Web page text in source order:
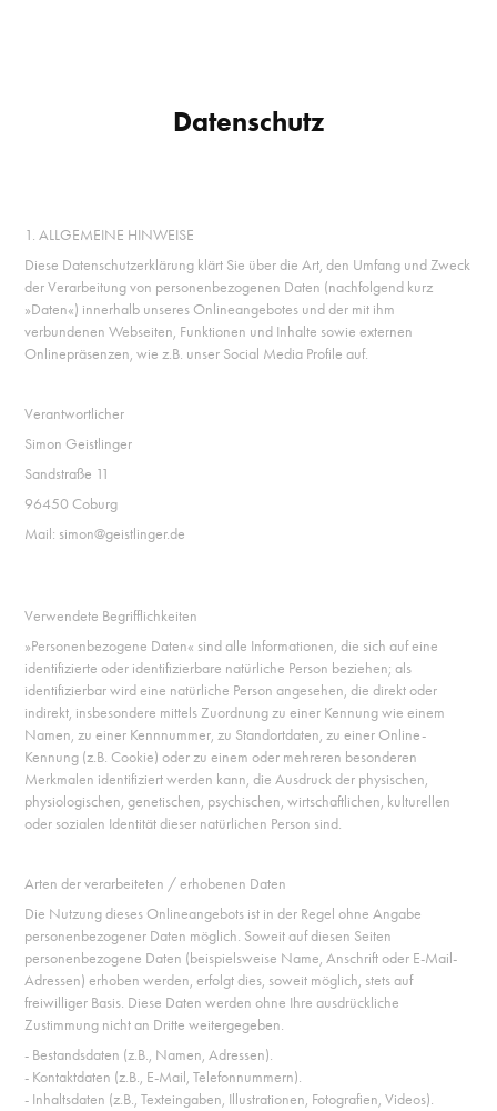
Datenschutz
1. ALLGEMEINE HINWEISE
Diese Datenschutzerklärung klärt Sie über die Art, den Umfang und Zweck
der Verarbeitung von personenbezogenen Daten (nachfolgend kurz
»Daten«) innerhalb unseres Onlineangebotes und der mit ihm
verbundenen Webseiten, Funktionen und Inhalte sowie externen
Onlinepräsenzen, wie z.B. unser Social Media Profile auf.
Verantwortlicher
Simon Geistlinger
Sandstraße 11
96450 Coburg
Mail: simon@geistlinger.de
Verwendete Begrifflichkeiten
»Personenbezogene Daten« sind alle Informationen, die sich auf eine
identifizierte oder identifizierbare natürliche Person beziehen; als
identifizierbar wird eine natürliche Person angesehen, die direkt oder
indirekt, insbesondere mittels Zuordnung zu einer Kennung wie einem
Namen, zu einer Kennnummer, zu Standortdaten, zu einer Online-
Kennung (z.B. Cookie) oder zu einem oder mehreren besonderen
Merkmalen identifiziert werden kann, die Ausdruck der physischen,
physiologischen, genetischen, psychischen, wirtschaftlichen, kulturellen
oder sozialen Identität dieser natürlichen Person sind.
Arten der verarbeiteten / erhobenen Daten
Die Nutzung dieses Onlineangebots ist in der Regel ohne Angabe
personenbezogener Daten möglich. Soweit auf diesen Seiten
personenbezogene Daten (beispielsweise Name, Anschrift oder E-Mail-
Adressen) erhoben werden, erfolgt dies, soweit möglich, stets auf
freiwilliger Basis. Diese Daten werden ohne Ihre ausdrückliche
Zustimmung nicht an Dritte weitergegeben.
- Bestandsdaten (z.B., Namen, Adressen).
- Kontaktdaten (z.B., E-Mail, Telefonnummern).
- Inhaltsdaten (z.B., Texteingaben, Illustrationen, Fotografien, Videos).